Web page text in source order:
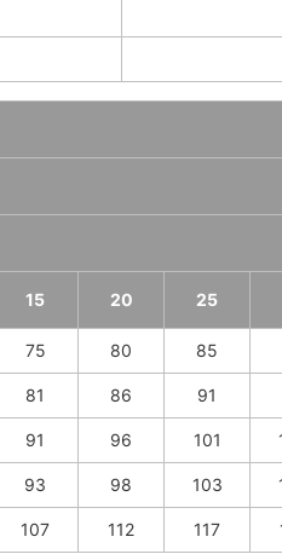
15 20 25
75 80 85
81 86 91
91 96 101
93 98 103
107 112 117